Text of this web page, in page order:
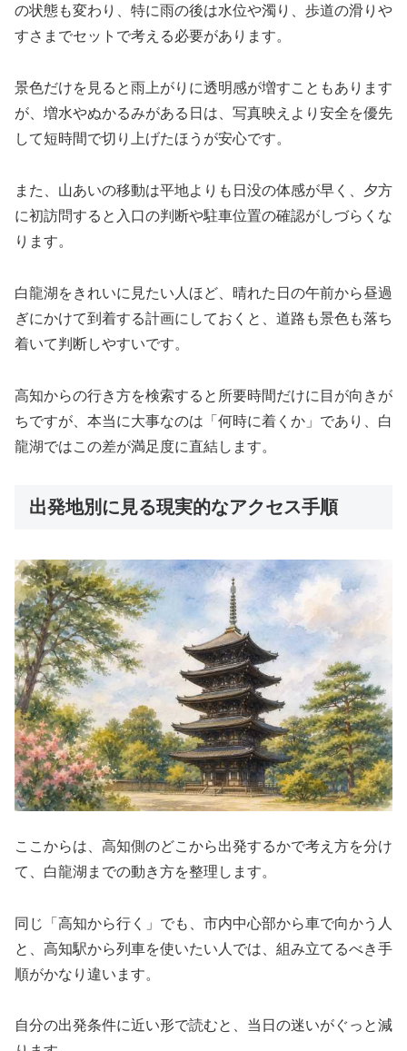
の状態も変わり、特に雨の後は水位や濁り、歩道の滑りや
すさまでセットで考える必要があります。
景色だけを見ると雨上がりに透明感が増すこともあります
が、増水やぬかるみがある日は、写真映えより安全を優先
して短時間で切り上げたほうが安心です。
また、山あいの移動は平地よりも日没の体感が早く、夕方
に初訪問すると入口の判断や駐車位置の確認がしづらくな
ります。
白龍湖をきれいに見たい人ほど、晴れた日の午前から昼過
ぎにかけて到着する計画にしておくと、道路も景色も落ち
着いて判断しやすいです。
高知からの行き方を検索すると所要時間だけに目が向きが
ちですが、本当に大事なのは「何時に着くか」であり、白
龍湖ではこの差が満足度に直結します。
出発地別に見る現実的なアクセス手順
ここからは、高知側のどこから出発するかで考え方を分け
て、白龍湖までの動き方を整理します。
同じ「高知から行く」でも、市内中心部から車で向かう人
と、高知駅から列車を使いたい人では、組み立てるべき手
順がかなり違います。
自分の出発条件に近い形で読むと、当日の迷いがぐっと減